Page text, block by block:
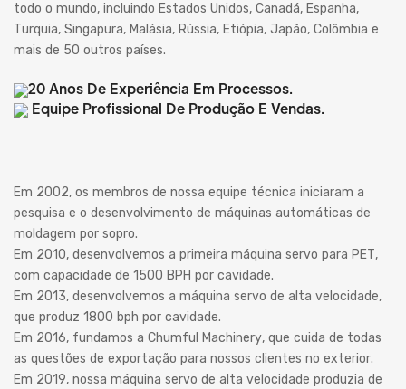
todo o mundo, incluindo Estados Unidos, Canadá, Espanha,
Turquia, Singapura, Malásia, Rússia, Etiópia, Japão, Colômbia e
mais de 50 outros países.
20 Anos De Experiência Em Processos.
Equipe Profissional De Produção E Vendas.
Em 2002, os membros de nossa equipe técnica iniciaram a
pesquisa e o desenvolvimento de máquinas automáticas de
moldagem por sopro.
Em 2010, desenvolvemos a primeira máquina servo para PET,
com capacidade de 1500 BPH por cavidade.
Em 2013, desenvolvemos a máquina servo de alta velocidade,
que produz 1800 bph por cavidade.
Em 2016, fundamos a Chumful Machinery, que cuida de todas
as questões de exportação para nossos clientes no exterior.
Em 2019, nossa máquina servo de alta velocidade produzia de